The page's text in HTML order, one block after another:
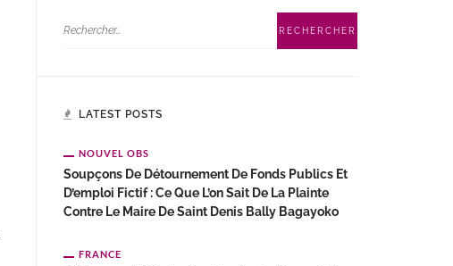
LATEST POSTS
NOUVEL OBS
Soupçons De Détournement De Fonds Publics Et
D’emploi Fictif : Ce Que L’on Sait De La Plainte
Contre Le Maire De Saint Denis Bally Bagayoko
FRANCE